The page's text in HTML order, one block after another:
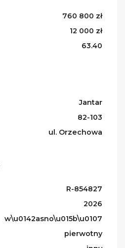
760 800 zł
12 000 zł
63.40
Jantar
82-103
ul. Orzechowa
R-854827
2026
w\u0142asno\u015b\u0107
pierwotny